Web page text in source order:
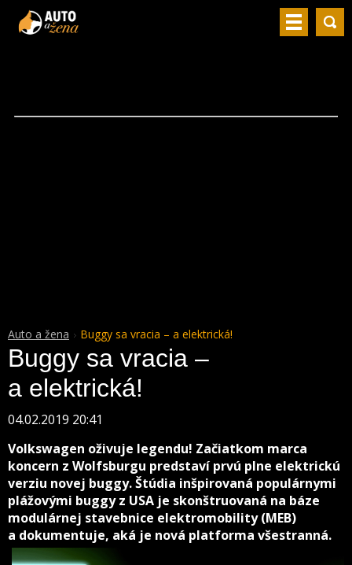
Auto a žena Buggy sa vracia – a elektrická!
Buggy sa vracia –
a elektrická!
04.02.2019 20:41
Volkswagen oživuje legendu! Začiatkom marca
koncern z Wolfsburgu predstaví prvú plne elektrickú
verziu novej buggy. Štúdia inšpirovaná populárnymi
plážovými buggy z USA je skonštruovaná na báze
modulárnej stavebnice elektromobility (MEB)
a dokumentuje, aká je nová platforma všestranná.